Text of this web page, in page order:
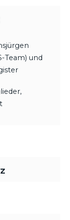
Team) und